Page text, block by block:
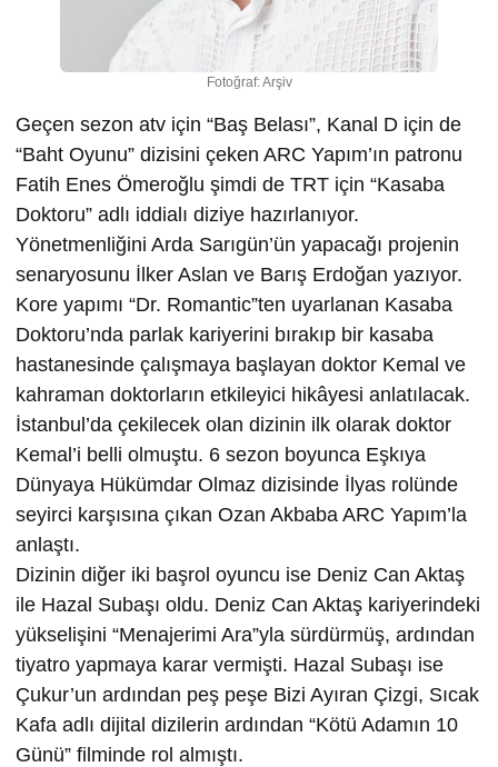
Fotoğraf: Arşiv
Geçen sezon atv için “Baş Belası”, Kanal D için de
“Baht Oyunu” dizisini çeken ARC Yapım’ın patronu
Fatih Enes Ömeroğlu şimdi de TRT için “Kasaba
Doktoru” adlı iddialı diziye hazırlanıyor.
Yönetmenliğini Arda Sarıgün’ün yapacağı projenin
senaryosunu İlker Aslan ve Barış Erdoğan yazıyor.
Kore yapımı “Dr. Romantic”ten uyarlanan Kasaba
Doktoru’nda parlak kariyerini bırakıp bir kasaba
hastanesinde çalışmaya başlayan doktor Kemal ve
kahraman doktorların etkileyici hikâyesi anlatılacak.
İstanbul’da çekilecek olan dizinin ilk olarak doktor
Kemal’i belli olmuştu. 6 sezon boyunca Eşkıya
Dünyaya Hükümdar Olmaz dizisinde İlyas rolünde
seyirci karşısına çıkan Ozan Akbaba ARC Yapım’la
anlaştı.
Dizinin diğer iki başrol oyuncu ise Deniz Can Aktaş
ile Hazal Subaşı oldu. Deniz Can Aktaş kariyerindeki
yükselişini “Menajerimi Ara”yla sürdürmüş, ardından
tiyatro yapmaya karar vermişti. Hazal Subaşı ise
Çukur’un ardından peş peşe Bizi Ayıran Çizgi, Sıcak
Kafa adlı dijital dizilerin ardından “Kötü Adamın 10
Günü” filminde rol almıştı.